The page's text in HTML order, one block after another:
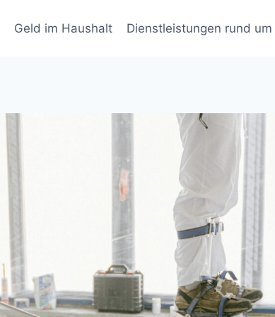
Geld im Haushalt Dienstleistungen rund um